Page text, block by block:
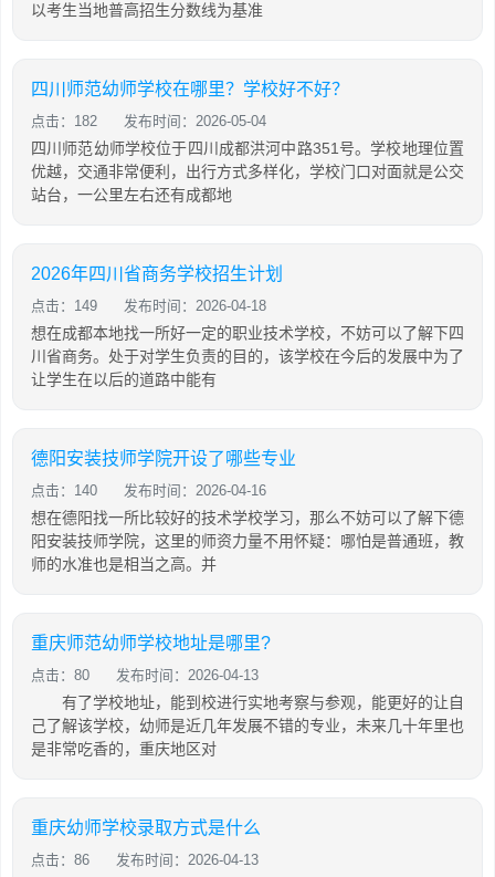
以考生当地普高招生分数线为基准
四川师范幼师学校在哪里？学校好不好？
点击：182 发布时间：2026-05-04
四川师范幼师学校位于四川成都洪河中路351号。学校地理位置
优越，交通非常便利，出行方式多样化，学校门口对面就是公交
站台，一公里左右还有成都地
2026年四川省商务学校招生计划
点击：149 发布时间：2026-04-18
想在成都本地找一所好一定的职业技术学校，不妨可以了解下四
川省商务。处于对学生负责的目的，该学校在今后的发展中为了
让学生在以后的道路中能有
德阳安装技师学院开设了哪些专业
点击：140 发布时间：2026-04-16
想在德阳找一所比较好的技术学校学习，那么不妨可以了解下德
阳安装技师学院，这里的师资力量不用怀疑：哪怕是普通班，教
师的水准也是相当之高。并
重庆师范幼师学校地址是哪里?
点击：80 发布时间：2026-04-13
有了学校地址，能到校进行实地考察与参观，能更好的让自
己了解该学校，幼师是近几年发展不错的专业，未来几十年里也
是非常吃香的，重庆地区对
重庆幼师学校录取方式是什么
点击：86 发布时间：2026-04-13